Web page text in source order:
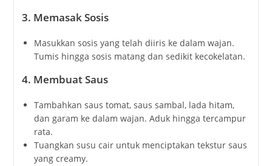
3. Memasak Sosis
Masukkan sosis yang telah diiris ke dalam wajan.
Tumis hingga sosis matang dan sedikit kecokelatan.
4. Membuat Saus
Tambahkan saus tomat, saus sambal, lada hitam,
dan garam ke dalam wajan. Aduk hingga tercampur
rata.
Tuangkan susu cair untuk menciptakan tekstur saus
yang creamy.